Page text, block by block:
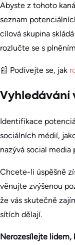
Abyste z tohoto
seznam
cílová skupina
rozlučte se s
📰 Podívejte se, jak
Vyhledávání
Identifikace
sociálních médií,
nazývá social media
Chcete-li úspěšně
věnujte zvýšenou
že vás skutečně
sítích dělají.
Nerozesílejte lidem,